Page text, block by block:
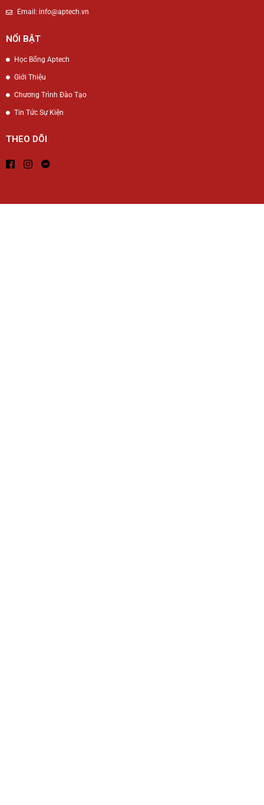
Email: info@aptech.vn
NỔI BẬT
Học Bổng Aptech
Giới Thiệu
Chương Trình Đào Tạo
Tin Tức Sự Kiện
THEO DÕI